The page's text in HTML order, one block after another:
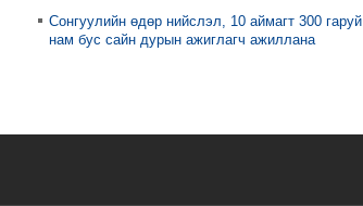
Сонгуулийн өдөр нийслэл, 10 аймагт 300 гаруй
нам бус сайн дурын ажиглагч ажиллана